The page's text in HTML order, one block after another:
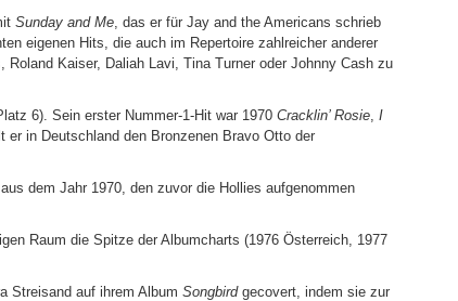
Sunday and Me , das er für Jay and the Americans schrieb
eigenen Hits, die auch im Repertoire zahlreicher anderer
Kaiser, Daliah Lavi, Tina Turner oder Johnny Cash zu
6). Sein erster Nummer-1-Hit war 1970 Cracklin’ Rosie I
er in Deutschland den Bronzenen Bravo Otto der
dem Jahr 1970, den zuvor die Hollies aufgenommen
Raum die Spitze der Albumcharts (1976 Österreich, 1977
Streisand auf ihrem Album Songbirdgecovert, indem sie zur